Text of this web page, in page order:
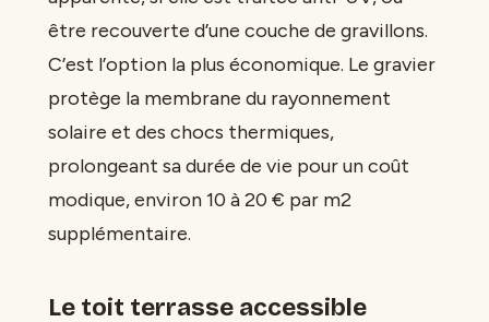
être recouverte d’une couche de gravillons.
C’est l’option la plus économique. Le gravier
protège la membrane du rayonnement
solaire et des chocs thermiques,
prolongeant sa durée de vie pour un coût
modique, environ 10 à 20 € par m2
supplémentaire.
Le toit terrasse accessible